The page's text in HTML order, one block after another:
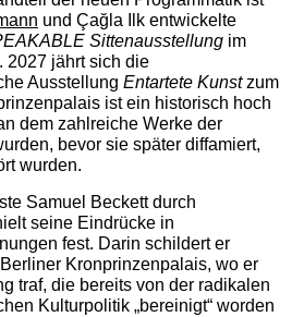
und Çağla Ilk entwickelte
Sittenausstellungim
2027 jährt sich die
Ausstellung Entartete Kunstzum
ist ein historisch hoch
dem zahlreiche Werke der
bevor sie später diffamiert,
wurden.
Samuel Beckett durch
seine Eindrücke in
fest. Darin schildert er
Kronprinzenpalais, wo er
traf, die bereits von der radikalen
Kulturpolitik „bereinigt“ worden